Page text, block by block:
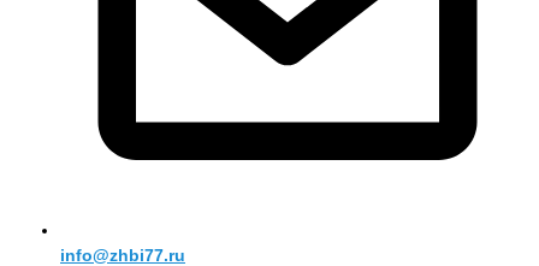
info@zhbi77.ru